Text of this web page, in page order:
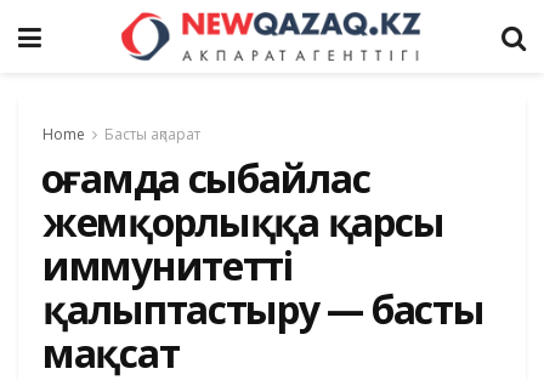
Home Басты ақпарат
Қоғамда сыбайлас
жемқорлыққа қарсы
иммунитетті
қалыптастыру — басты
мақсат